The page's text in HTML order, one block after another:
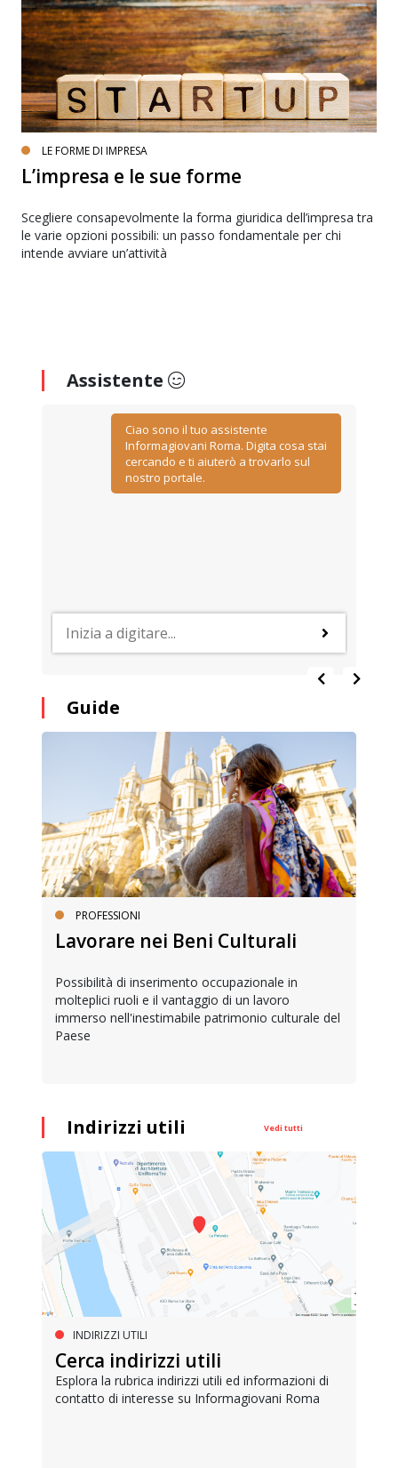
LE FORME DI IMPRESA
L’impresa e le sue forme
Scegliere consapevolmente la forma giuridica dell’impresa tra
le varie opzioni possibili: un passo fondamentale per chi
intende avviare un’attività
Assistente
Ciao sono il tuo assistente
Informagiovani Roma. Digita cosa stai
cercando e ti aiuterò a trovarlo sul
nostro portale.
Guide
PROFESSIONI
Lavorare nei Beni Culturali
Possibilità di inserimento occupazionale in
molteplici ruoli e il vantaggio di un lavoro
immerso nell'inestimabile patrimonio culturale del
Paese
Indirizzi utili Vedi tutti
INDIRIZZI UTILI
Cerca indirizzi utili
Esplora la rubrica indirizzi utili ed informazioni di
contatto di interesse su Informagiovani Roma